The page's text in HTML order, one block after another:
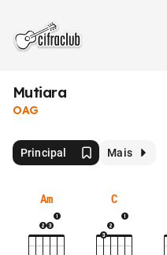
Mutiara
OAG
Principal Mais
Am C